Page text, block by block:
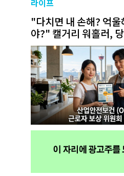
라이프
"다치면 내 손해? 억
야?" 캘거리 워홀러,